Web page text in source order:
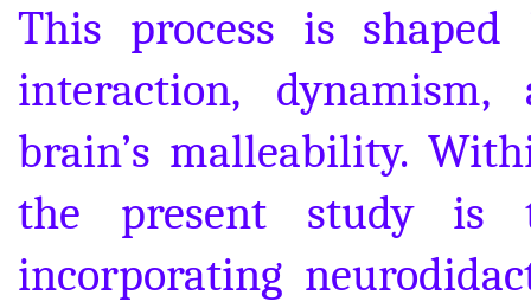
This process is
interaction,
brain’s malleability.
the present study is
incorporating